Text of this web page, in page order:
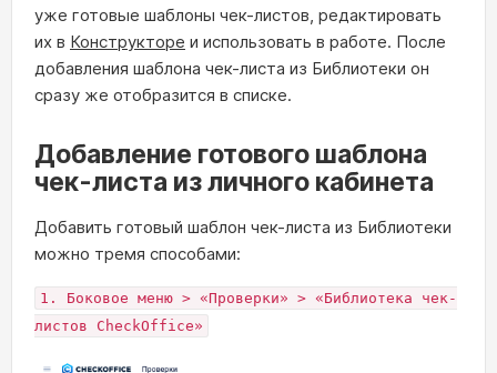
уже готовые шаблоны чек-листов, редактировать
их в Конструкторе и использовать в работе. После
добавления шаблона чек-листа из Библиотеки он
сразу же отобразится в списке.
Добавление готового шаблона
чек-листа из личного кабинета
Добавить готовый шаблон чек-листа из Библиотеки
можно тремя способами:
1. Боковое меню > «Проверки» > «Библиотека чек-
листов CheckOffice»